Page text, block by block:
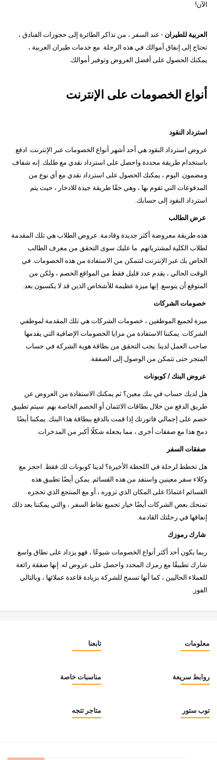
الآن!
العربية للطيران - عند السفر ، من تذاكر الطائرة إلى حجوزات الفنادق ،
تحتاج إلى إنفاق أموالك في هذه الرحلة. مع خدمات طيران العربية ،
يمكنك الحصول على أفضل العروض وتوفير أموالك.
أنواع الخصومات على الإنترنت
استرداد النقود
عروض استرداد النقود هي أحد أشهر أنواع الخصومات عبر الإنترنت. ادفع
باستخدام طريقة محددة واحصل على استرداد نقدي مع طلبك. إنه شفاف
ومضمون. اليوم ، يمكنك الحصول على استرداد نقدي مع أي نوع من
المدفوعات التي تقوم بها ، وهي حقًا طريقة جيدة للادخار ، حيث يتم
استرداد النقود إلى حسابك.
عرض الطالب
هذه طريقة معروضة أكثر جديدة وقادمة. عروض الطلاب هي تلك المقدمة
لطلاب الكلية لمشترياتهم. ما عليك سوى التحقق من معرف الطالب
الخاص بك عبر الإنترنت لتتمكن من الاستفادة من هذه الخصومات. في
الوقت الحالي ، يقدم عدد قليل فقط من المواقع الخصم ، ولكن من
المتوقع أن يتوسع. إنها ميزة عظيمة للأشخاص الذين قد لا يكسبون بعد.
خصومات الشركات
ميزة لجميع الموظفين ، خصومات الشركات هي تلك المقدمة لموظفي
الشركات. يمكننا الاستفادة من مزايا الخصومات الإضافية التي يقدمها
صاحب العمل لدينا. يجب التحقق من بطاقة هوية الشركة في حساب
المتجر حتى تتمكن من الوصول إلى الصفقة.
عروض البنك / كوبونات
هل لديك حساب في بنك معين؟ ثم يمكنك الاستفادة من العروض عن
طريق الدفع من خلال بطاقات الائتمان أو الخصم الخاصة بهم. سيتم تطبيق
خصم على إجمالي فاتورتك إذا قمت بالدفع ببطاقة هذا البنك. يمكننا أيضًا
دمج هذا مع صفقات أخرى ، مما يجعله شكلًا أكبر من المدخرات.
صفقات السفر
هل تخطط لرحلة في اللحظة الأخيرة؟ لدينا كوبونات لك فقط. احجز مع
وكلاء سفر معينين واستفد من هذه القسائم. يمكن أيضًا تطبيق هذه
القسائم اعتمادًا على المكان الذي تزوره ، أو مع المنتجع الذي تحجزه.
تمنحك بعض الشركات أيضًا خيار تجميع نقاط السفر ، والتي يمكننا بعد ذلك
إنفاقها في رحلتك القادمة.
شارك رموزك
ربما يكون أحد أكثر أنواع الخصومات شيوعًا ، فهو يزداد على نطاق واسع.
شارك تطبيقًا مع رمزك المحدد واحصل على عروض له. إنها صفقة رائعة
للعملاء الحاليين ، كما أنها تسمح للشركة بزيادة قاعدة عملائها ، وبالتالي
الفوز.
تابعنا معلومات
مناسبات خاصة روابط سريعة
متاجر تتجه توب ستور